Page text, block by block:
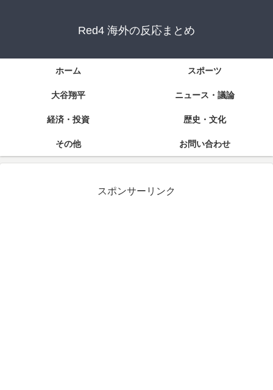
Red4 海外の反応まとめ
ホーム スポーツ
大谷翔平 ニュース・議論
経済・投資 歴史・文化
その他 お問い合わせ
スポンサーリンク